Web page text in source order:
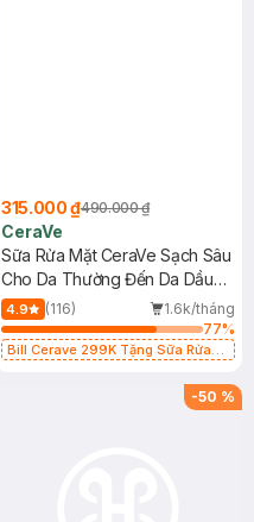
315.000 ₫490.000 ₫
CeraVe
Sữa Rửa Mặt CeraVe Sạch Sâu
Cho Da Thường Đến Da Dầu
473ml
4.9 (116)
1.6k/tháng
77%
Bill Cerave 299K Tặng Sữa Rửa
-50 %